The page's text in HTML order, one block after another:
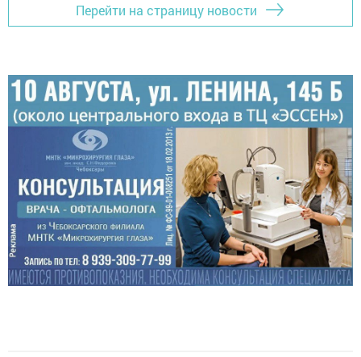
Перейти на страницу новости